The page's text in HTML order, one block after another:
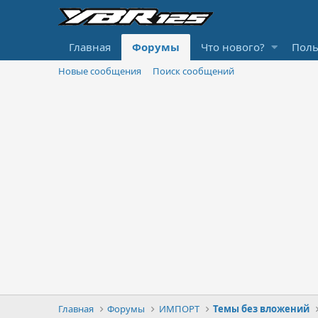
Главная Форумы Что нового?
Новые сообщения Поиск сообщений
Главная Форумы ИМПОРТ Темы без вложений